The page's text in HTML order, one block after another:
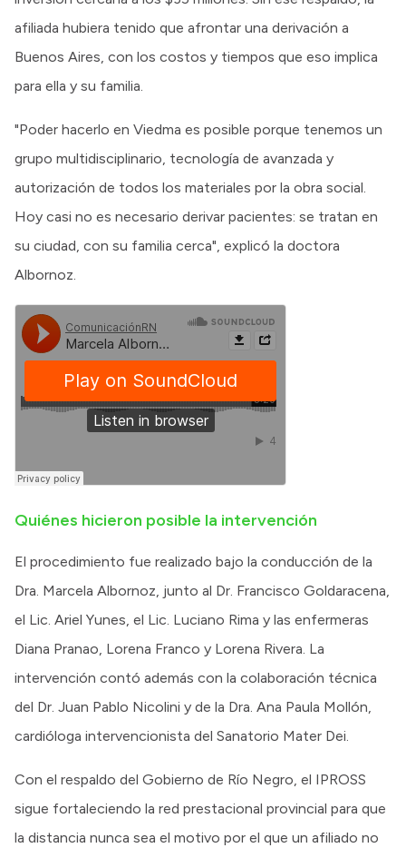
afiliada hubiera tenido que afrontar una derivación a
Buenos Aires, con los costos y tiempos que eso implica
para ella y su familia.
"Poder hacerlo en Viedma es posible porque tenemos un
grupo multidisciplinario, tecnología de avanzada y
autorización de todos los materiales por la obra social.
Hoy casi no es necesario derivar pacientes: se tratan en
su ciudad, con su familia cerca", explicó la doctora
Albornoz.
Quiénes hicieron posible la intervención
El procedimiento fue realizado bajo la conducción de la
Dra. Marcela Albornoz, junto al Dr. Francisco Goldaracena,
el Lic. Ariel Yunes, el Lic. Luciano Rima y las enfermeras
Diana Pranao, Lorena Franco y Lorena Rivera. La
intervención contó además con la colaboración técnica
del Dr. Juan Pablo Nicolini y de la Dra. Ana Paula Mollón,
cardióloga intervencionista del Sanatorio Mater Dei.
Con el respaldo del Gobierno de Río Negro, el IPROSS
sigue fortaleciendo la red prestacional provincial para que
la distancia nunca sea el motivo por el que un afiliado no